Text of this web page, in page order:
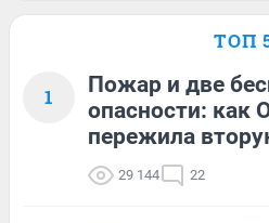
ТОП
1
Пожар и две
опасности: как
пережила
29 144 22